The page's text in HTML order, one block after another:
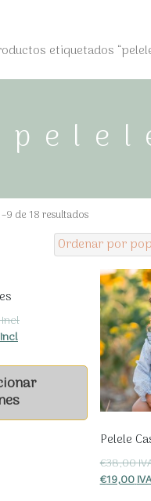
etiquetados
de 18 resultadosOrdenado
por
popularidad
Incl
Este
producto
tiene
múltiples
variantes.
opciones
se
Pelele
€38,00
€19,00